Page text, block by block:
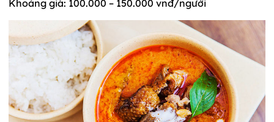
Khoảng giá: 100.000 – 150.000 vnđ/người